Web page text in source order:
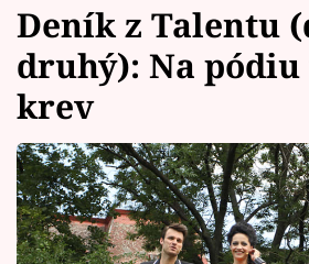
Témata
Celebrity
Vztahy
Seriály
Deník z Talentu
druhý): Na
krev